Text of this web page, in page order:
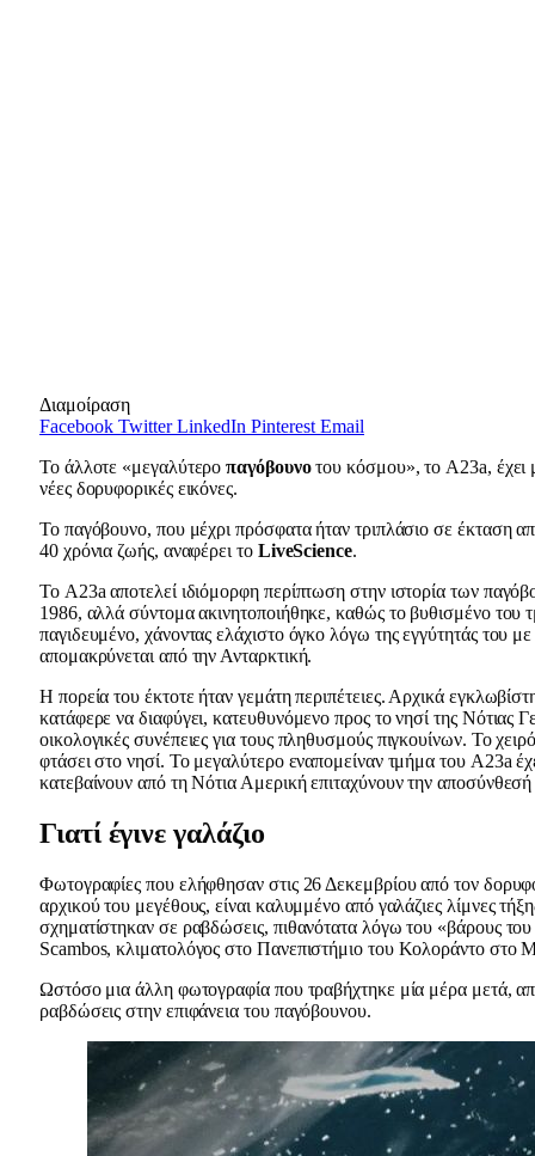
Διαμοίραση
Facebook Twitter LinkedIn Pinterest Email
Το άλλοτε «μεγαλύτεροπαγόβουνοτου κόσμου», το A23a, έχει
νέες δορυφορικές εικόνες.
Το παγόβουνο, που μέχρι πρόσφατα ήταν τριπλάσιο σε έκταση
40 χρόνια ζωής, αναφέρει το LiveScience.
Το A23a αποτελεί ιδιόμορφη περίπτωση στην ιστορία των
1986, αλλά σύντομα ακινητοποιήθηκε, καθώς το βυθισμένο του
παγιδευμένο, χάνοντας ελάχιστο όγκο λόγω της εγγύτητάς
απομακρύνεται από την Ανταρκτική.
Η πορεία του έκτοτε ήταν γεμάτη περιπέτειες. Αρχικά
κατάφερε να διαφύγει, κατευθυνόμενο προς το νησί της Νότιας
οικολογικές συνέπειες για τους πληθυσμούς πιγκουίνων. Το
φτάσει στο νησί. Το μεγαλύτερο εναπομείναν τμήμα του A23a
κατεβαίνουν από τη Νότια Αμερική επιταχύνουν την
Γιατί έγινε γαλάζιο
Φωτογραφίες που ελήφθησαν στις 26 Δεκεμβρίου από τον
αρχικού του μεγέθους, είναι καλυμμένο από γαλάζιες λίμνες
σχηματίστηκαν σε ραβδώσεις, πιθανότατα λόγω του «βάρους
Scambos, κλιματολόγος στο Πανεπιστήμιο του Κολοράντο στο
Ωστόσο μια άλλη φωτογραφία που τραβήχτηκε μία μέρα μετά,
ραβδώσεις στην επιφάνεια του παγόβουνου.